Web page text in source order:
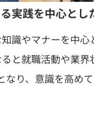
実践を中心とし
識やマナーを中
と就職活動や業
なり、意識を高め